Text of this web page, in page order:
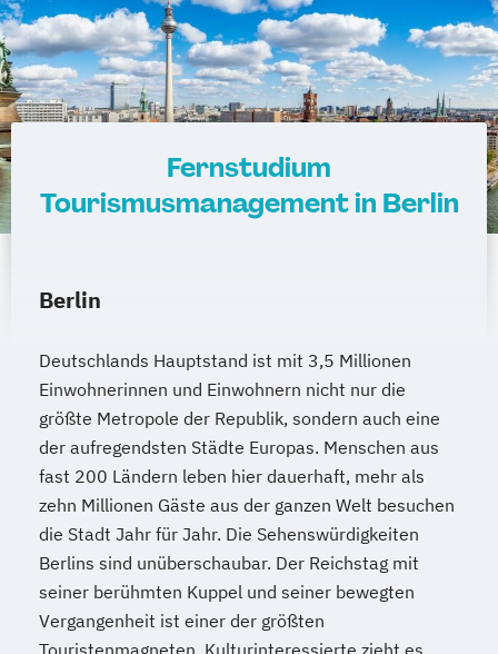
Fernstudium
Tourismusmanagement in Berlin
Berlin
Deutschlands Hauptstand ist mit 3,5 Millionen
Einwohnerinnen und Einwohnern nicht nur die
größte Metropole der Republik, sondern auch eine
der aufregendsten Städte Europas. Menschen aus
fast 200 Ländern leben hier dauerhaft, mehr als
zehn Millionen Gäste aus der ganzen Welt besuchen
die Stadt Jahr für Jahr. Die Sehenswürdigkeiten
Berlins sind unüberschaubar. Der Reichstag mit
seiner berühmten Kuppel und seiner bewegten
Vergangenheit ist einer der größten
Touristenmagneten. Kulturinteressierte zieht es